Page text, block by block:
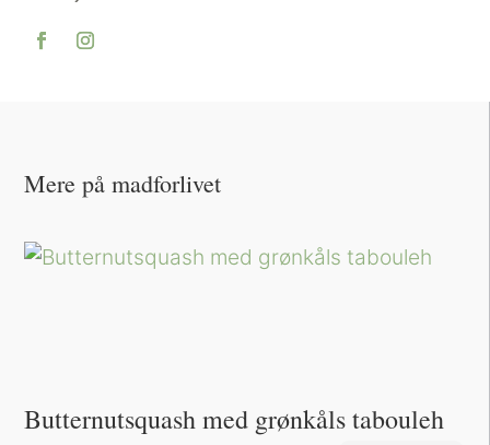
Mere på madforlivet
Butternutsquash med grønkåls tabouleh